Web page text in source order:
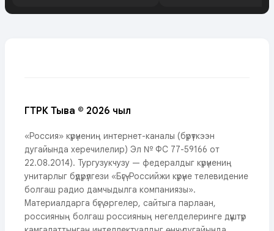
ГТРК Тыва © 2026 чыл
«Россия» күрүнениң интернет-каналы (бүрүткээн
дугайында херечилелир) Эл № ФС 77-59166 от
22.08.2014). Тургузукчузу — федералдыг күрүнениң
унитарлыг бүдүрүлгези «Бүгү-Российжи күрүне телевидение
болгаш радио дамчыдылга компаниязы».
Материалдарга бүгү эргелер, сайтыга парлаан,
россияның болгаш россияның негелделеринге дүүштүр